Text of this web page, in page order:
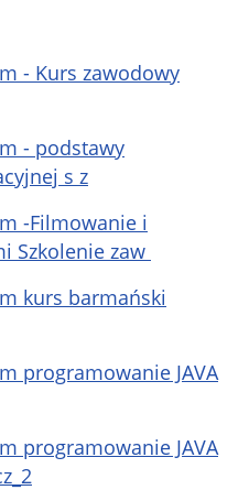
- Kurs zawodowy
- podstawy
s z
-Filmowanie i
Szkolenie zaw
kurs barmański
programowanie JAVA
programowanie JAVA